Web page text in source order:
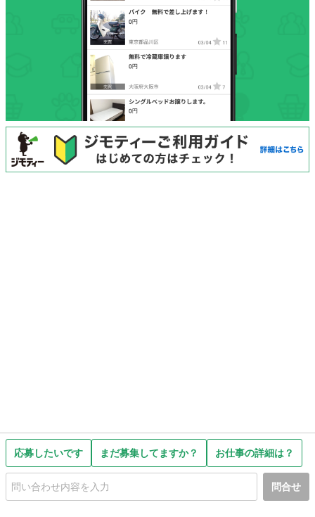
応募したいです まだ募集してますか？ お仕事の詳細は？
問合せ